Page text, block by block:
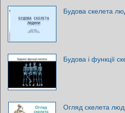
Будова скелета
Будова і функції
Огляд скелета